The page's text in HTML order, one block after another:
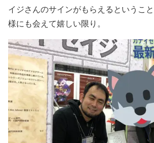
イジさんのサインがもらえるというこ
様にも会えて嬉しい限り。